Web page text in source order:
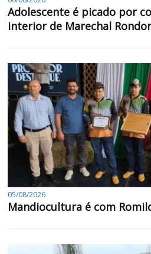
Adolescente é picado por
interior de Marechal
05/08/2026
Mandiocultura é com